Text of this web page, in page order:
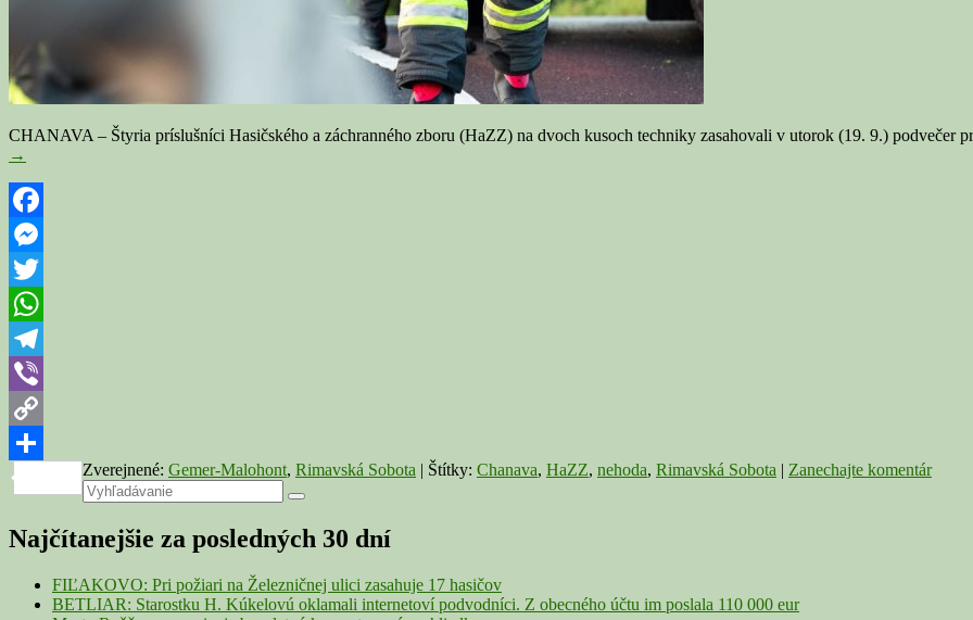
CHANAVA – Štyria príslušníci Hasičského a záchranného zboru (HaZZ) na dvoch kusoch techniky zasahovali v utorok (19. 9.) podvečer
→
Facebook
Messenger
Twitter
WhatsApp
Telegram
Viber
Copy
Link
Share
Zverejnené: Gemer-Malohont, Rimavská Sobota | Štítky: Chanava, HaZZ, nehoda, Rimavská Sobota | Zanechajte komentár
Primary
Sidebar
Widget
Area
Search
for:
Search
Najčítanejšie za posledných 30 dní
FIĽAKOVO: Pri požiari na Železničnej ulici zasahuje 17 hasičov
BETLIAR: Starostku H. Kúkelovú oklamali internetoví podvodníci. Z obecného účtu im poslala 110 000 eur